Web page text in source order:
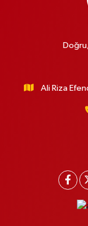
Ali Riza